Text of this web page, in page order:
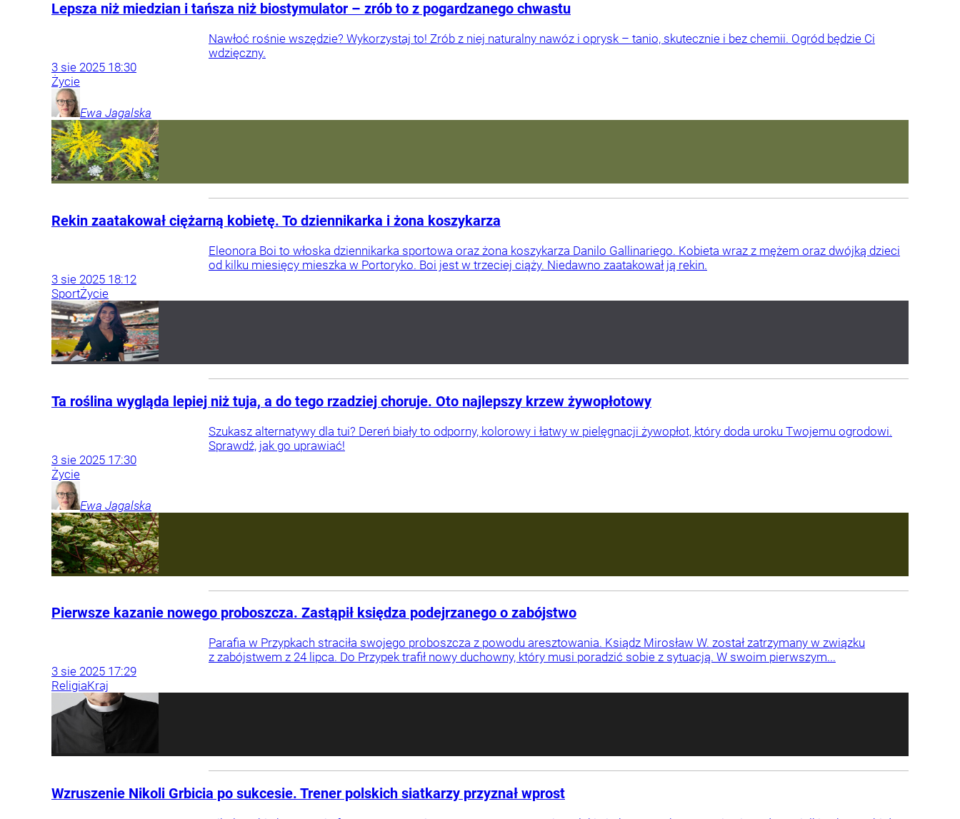
Lepsza niż miedzian i tańsza niż biostymulator – zrób to z pogardzanego chwastu
Nawłoć rośnie wszędzie? Wykorzystaj to! Zrób z niej naturalny nawóz i oprysk – tanio, skutecznie i bez chemii. Ogród będzie Ci
wdzięczny.
3 sie 2025 18:30
Życie
Ewa Jagalska
Rekin zaatakował ciężarną kobietę. To dziennikarka i żona koszykarza
Eleonora Boi to włoska dziennikarka sportowa oraz żona koszykarza Danilo Gallinariego. Kobieta wraz z mężem oraz dwójką dzieci
od kilku miesięcy mieszka w Portoryko. Boi jest w trzeciej ciąży. Niedawno zaatakował ją rekin.
3 sie 2025 18:12
SportŻycie
Ta roślina wygląda lepiej niż tuja, a do tego rzadziej choruje. Oto najlepszy krzew żywopłotowy
Szukasz alternatywy dla tui? Dereń biały to odporny, kolorowy i łatwy w pielęgnacji żywopłot, który doda uroku Twojemu ogrodowi.
Sprawdź, jak go uprawiać!
3 sie 2025 17:30
Życie
Ewa Jagalska
Pierwsze kazanie nowego proboszcza. Zastąpił księdza podejrzanego o zabójstwo
Parafia w Przypkach straciła swojego proboszcza z powodu aresztowania. Ksiądz Mirosław W. został zatrzymany w związku
z zabójstwem z 24 lipca. Do Przypek trafił nowy duchowny, który musi poradzić sobie z sytuacją. W swoim pierwszym...
3 sie 2025 17:29
ReligiaKraj
Wzruszenie Nikoli Grbicia po sukcesie. Trener polskich siatkarzy przyznał wprost